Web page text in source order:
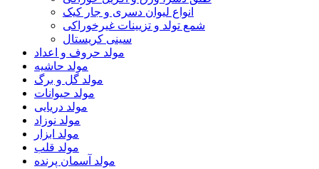
انواع لیوان دسری و جار کیک
شمع تولد و تزیینات غیرخوراکی
سینی کریستال
مولد حروف و اعداد
مولد حاشیه
مولد گل و برگ
مولد حیوانات
مولد دریایی
مولد نوزاد
مولد ابزار
مولد قلب
مولد آسمان پرنده